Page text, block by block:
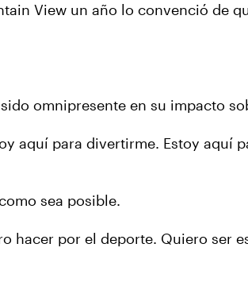
View un año lo convenció de
omnipresente en su impacto
aquí para divertirme. Estoy aquí
sea posible.
hacer por el deporte. Quiero ser